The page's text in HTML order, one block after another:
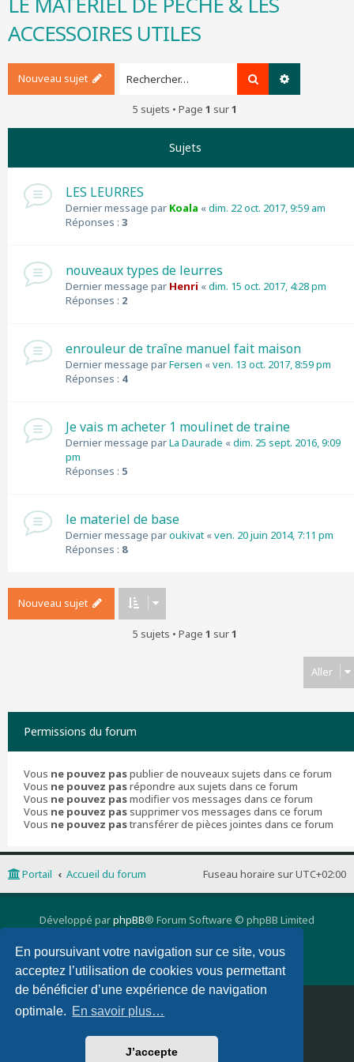
En poursuivant votre navigation sur ce site, vous
acceptez l’utilisation de cookies vous permettant
de bénéficier d’une expérience de navigation
optimale. En savoir plus…
J’accepte
ACCESSOIRES UTILES
Nouveau sujet Rechercher
5 sujets • Page 1 sur1
Sujets
LES LEURRES
Dernier message par Koala «dim. 22 oct. 2017, 9:59 am
Réponses : 3
nouveaux types de leurres
Dernier message par Henri «dim. 15 oct. 2017, 4:28 pm
Réponses : 2
enrouleur de traîne manuel fait maison
Dernier message parFersen «ven. 13 oct. 2017, 8:59 pm
Réponses : 4
Je vais m acheter 1 moulinet de traine
Dernier message parLa Daurade «dim. 25 sept. 2016, 9:09
pm
Réponses : 5
le materiel de base
Dernier message paroukivat «ven. 20 juin 2014, 7:11 pm
Réponses : 8
Nouveau sujet
5 sujets • Page 1 sur1
Aller
Permissions du forum
Vous ne pouvez paspublier de nouveaux sujets dans ce forum
Vous ne pouvez pasrépondre aux sujets dans ce forum
Vous ne pouvez pasmodifier vos messages dans ce forum
Vous ne pouvez pas supprimer vos messages dans ce forum
Vous ne pouvez pastransférer de pièces jointes dans ce forum
Fuseau horaire surUTC+02:00
Portail Accueil du forum
Développé parphpBB® Forum Software © phpBB Limited
phpBB 3 Quarto theme by PixelGoose Studio
Confidentialité
Supprimer les cookies